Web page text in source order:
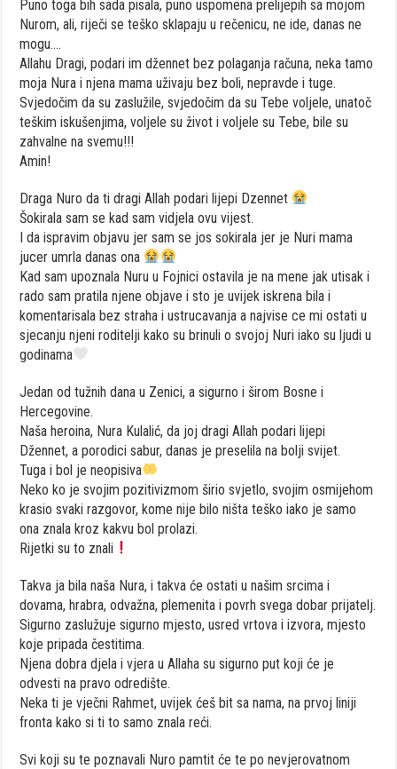
Puno toga bih sada pisala, puno uspomena prelijepih sa mojom
Nurom, ali, riječi se teško sklapaju u rečenicu, ne ide, danas ne
mogu….
Allahu Dragi, podari im džennet bez polaganja računa, neka tamo
moja Nura i njena mama uživaju bez boli, nepravde i tuge.
Svjedočim da su zaslužile, svjedočim da su Tebe voljele, unatoč
teškim iskušenjima, voljele su život i voljele su Tebe, bile su
zahvalne na svemu!!!
Amin!
Draga Nuro da ti dragi Allah podari lijepi Dzennet
Šokirala sam se kad sam vidjela ovu vijest.
I da ispravim objavu jer sam se jos sokirala jer je Nuri mama
jucer umrla danas ona
Kad sam upoznala Nuru u Fojnici ostavila je na mene jak utisak i
rado sam pratila njene objave i sto je uvijek iskrena bila i
komentarisala bez straha i ustrucavanja a najvise ce mi ostati u
sjecanju njeni roditelji kako su brinuli o svojoj Nuri iako su ljudi u
godinama
Jedan od tužnih dana u Zenici, a sigurno i širom Bosne i
Hercegovine.
Naša heroina, Nura Kulalić, da joj dragi Allah podari lijepi
Džennet, a porodici sabur, danas je preselila na bolji svijet.
Tuga i bol je neopisiva
Neko ko je svojim pozitivizmom širio svjetlo, svojim osmijehom
krasio svaki razgovor, kome nije bilo ništa teško iako je samo
ona znala kroz kakvu bol prolazi.
Rijetki su to znali
Takva ja bila naša Nura, i takva će ostati u našim srcima i
dovama, hrabra, odvažna, plemenita i povrh svega dobar prijatelj.
Sigurno zaslužuje sigurno mjesto, usred vrtova i izvora, mjesto
koje pripada čestitima.
Njena dobra djela i vjera u Allaha su sigurno put koji će je
odvesti na pravo odredište.
Neka ti je vječni Rahmet, uvijek ćeš bit sa nama, na prvoj liniji
fronta kako si ti to samo znala reći.
Svi koji su te poznavali Nuro pamtit će te po nevjerovatnom